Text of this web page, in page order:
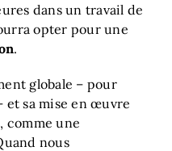
dans un travail de
opter pour une
.
globale – pour
et sa mise en œuvre
comme une
nous